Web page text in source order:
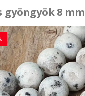
gyöngyök 8